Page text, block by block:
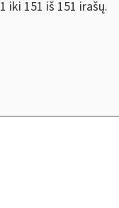
iki 151 iš 151 irašų.